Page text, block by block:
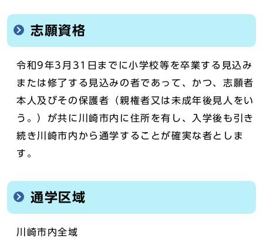
志願資格
令和9年3月31日までに小学校等を卒業する見込み
または修了する見込みの者であって、かつ、志願者
本人及びその保護者（親権者又は未成年後見人をい
う。）が共に川崎市内に住所を有し、入学後も引き
続き川崎市内から通学することが確実な者としま
す。
通学区域
川崎市内全域